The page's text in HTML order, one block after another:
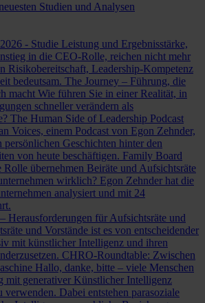
Studien und Analysen
- Studie Leistung und Ergebnisstärke,
in die CEO-Rolle, reichen nicht mehr
Risikobereitschaft, Leadership-Kompetenz
bedeutsam. The Journey – Führung, die
macht Wie führen Sie in einer Realität, in
schneller verändern als
The Human Side of Leadership Podcast
Voices, einem Podcast von Egon Zehnder,
Geschichten hinter den
von heute beschäftigen. Family Board
Rolle übernehmen Beiräte und Aufsichtsräte
wirklich? Egon Zehnder hat die
analysiert und mit 24
Herausforderungen für Aufsichtsräte und
und Vorstände ist es von entscheidender
mit künstlicher Intelligenz und ihren
CHRO-Roundtable: Zwischen
Hallo, danke, bitte – viele Menschen
mit generativer Künstlicher Intelligenz
Dabei entstehen parasoziale